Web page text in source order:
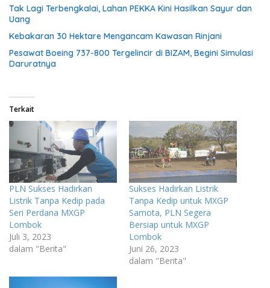
Tak Lagi Terbengkalai, Lahan PEKKA Kini Hasilkan Sayur dan
Uang
Kebakaran 30 Hektare Mengancam Kawasan Rinjani
Pesawat Boeing 737-800 Tergelincir di BIZAM, Begini Simulasi
Daruratnya
Terkait
PLN Sukses Hadirkan
Listrik Tanpa Kedip pada
Seri Perdana MXGP
Lombok
Juli 3, 2023
dalam "Berita"
Sukses Hadirkan Listrik
Tanpa Kedip untuk MXGP
Samota, PLN Segera
Bersiap untuk MXGP
Lombok
Juni 26, 2023
dalam "Berita"